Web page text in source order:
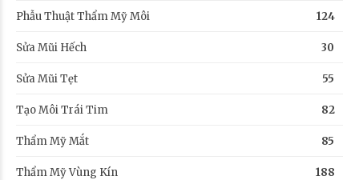
Phẫu Thuật Thẩm Mỹ Môi 124
Sửa Mũi Hếch 30
Sửa Mũi Tẹt 55
Tạo Môi Trái Tim 82
Thẩm Mỹ Mắt 85
Thẩm Mỹ Vùng Kín 188